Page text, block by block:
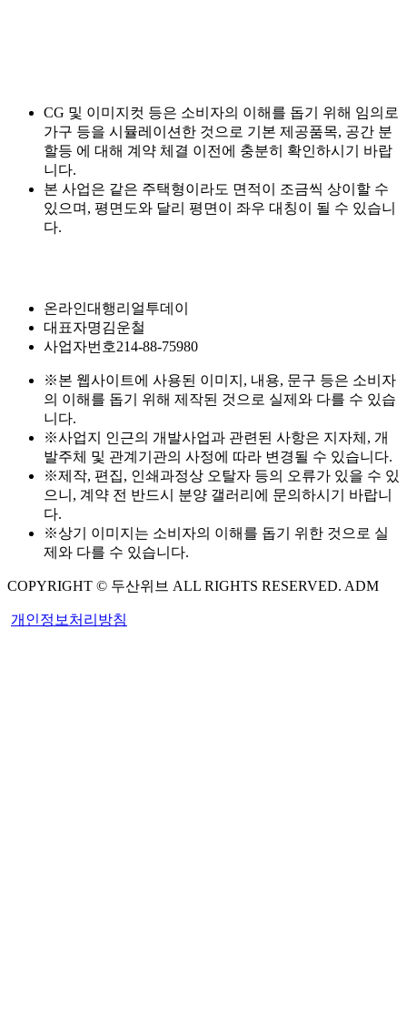
CG 및 이미지컷 등은 소비자의 이해를 돕기 위해 임의로
가구 등을 시뮬레이션한 것으로 기본 제공품목, 공간 분
할등 에 대해 계약 체결 이전에 충분히 확인하시기 바랍
니다.
본 사업은 같은 주택형이라도 면적이 조금씩 상이할 수
있으며, 평면도와 달리 평면이 좌우 대칭이 될 수 있습니
다.
온라인대행리얼투데이
대표자명김운철
사업자번호214-88-75980
※본 웹사이트에 사용된 이미지, 내용, 문구 등은 소비자
의 이해를 돕기 위해 제작된 것으로 실제와 다를 수 있습
니다.
※사업지 인근의 개발사업과 관련된 사항은 지자체, 개
발주체 및 관계기관의 사정에 따라 변경될 수 있습니다.
※제작, 편집, 인쇄과정상 오탈자 등의 오류가 있을 수 있
으니, 계약 전 반드시 분양 갤러리에 문의하시기 바랍니
다.
※상기 이미지는 소비자의 이해를 돕기 위한 것으로 실
제와 다를 수 있습니다.
COPYRIGHT © 두산위브 ALL RIGHTS RESERVED. ADM
개인정보처리방침